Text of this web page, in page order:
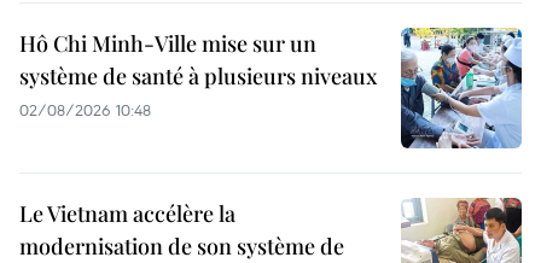
Hô Chi Minh-Ville mise sur un
système de santé à plusieurs niveaux
02/08/2026 10:48
Le Vietnam accélère la
modernisation de son système de